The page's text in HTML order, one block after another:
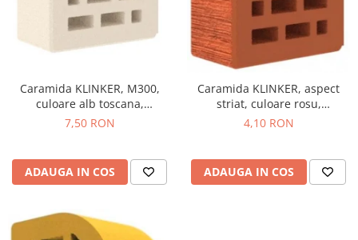
Caramida KLINKER, M300,
culoare alb toscana,
250x120x65
7,50 RON
ADAUGA IN COS
Caramida KLINKER, aspect
striat, culoare rosu,
250x120x65
4,10 RON
ADAUGA IN COS